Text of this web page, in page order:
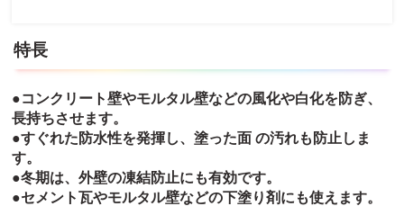
特長
●コンクリート壁やモルタル壁などの風化や白化を防ぎ、
長持ちさせます。
●すぐれた防水性を発揮し、塗った面 の汚れも防止しま
す。
●冬期は、外壁の凍結防止にも有効です。
●セメント瓦やモルタル壁などの下塗り剤にも使えます。